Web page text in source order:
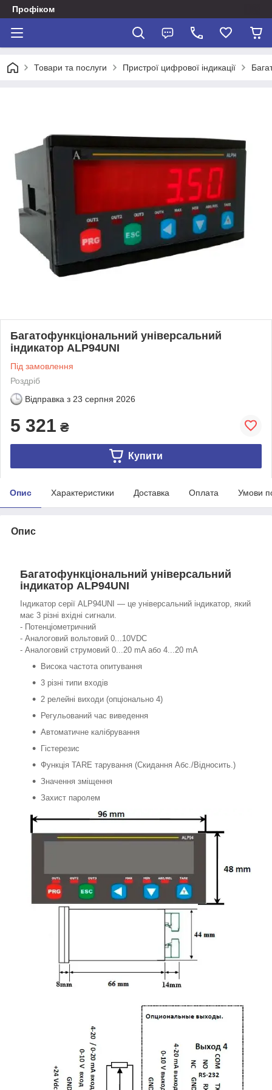
Профіком
Товари та послуги Пристрої цифрової індикації
Багатофункціональний універсальний
індикатор ALP94UNI
Під замовлення
Роздріб
Відправка з 23 серпня 2026
5 321 ₴
Купити
Опис Характеристики Доставка Оплата Умови
Опис
Багатофункціональний універсальний
індикатор ALP94UNI
Індикатор серії ALP94UNI — це універсальний індикатор, який
має 3 різні вхідні сигнали.
- Потенціометричний
- Аналоговий вольтовий 0...10VDC
- Аналоговий струмовий 0...20 mA або 4...20 mA
Висока частота опитування
3 різні типи входів
2 релейні виходи (опціонально 4)
Регульований час виведення
Автоматичне калібрування
Гістерезис
Функція TARE тарування (Скидання Абс./Відносить.)
Значення зміщення
Захист паролем